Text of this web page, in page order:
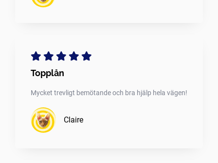
Topplån
Mycket trevligt bemötande och bra hjälp hela vägen!
Claire